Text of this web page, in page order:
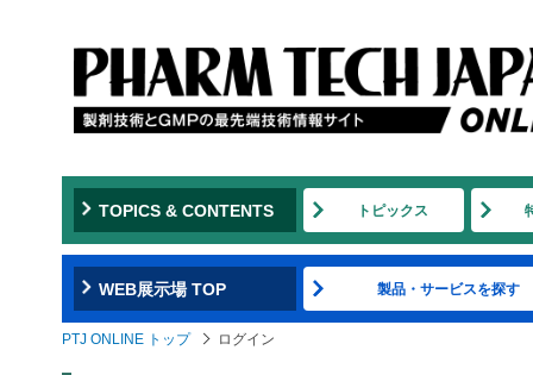
to
navigation
TOPICS & CONTENTS トピックス
WEB展示場 TOP 製品・サービスを探す
PTJ ONLINE トップ ログイン